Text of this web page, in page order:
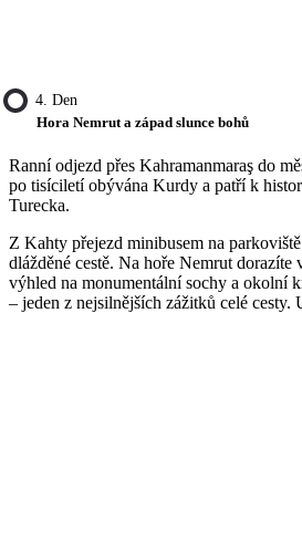
4. Den
Hora Nemrut a západ slunce bohů
Ranní odjezd přes Kahramanmaraş do
po tisíciletí obývána Kurdy a patří k
Turecka.
Z Kahty přejezd minibusem na
dlážděné cestě. Na hoře Nemrut
výhled na monumentální sochy a okolní
– jeden z nejsilnějších zážitků celé cesty.